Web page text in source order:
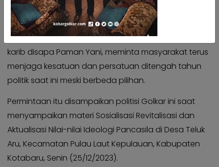
Kabar
Pilkada
Opini
Kabar
Kader
Kabar
Kabar
Kabar
Kabar
Pilkada
Opini
Kabar
Kader
Kabar
Kabinet
UKM
Kabargolkar.com- Wakil Ketua Komisi II DPRD Provinsi
Kalimantan Selatan (Kalsel), Muhammad Yani Helmi
karib disapa Paman Yani, meminta masyarakat terus
menjaga kesatuan dan persatuan ditengah tahun
politik saat ini meski berbeda pilihan.
Permintaan itu disampaikan politisi Golkar ini saat
menyampaikan materi Sosialisasi Revitalisasi dan
Aktualisasi Nilai-nilai Ideologi Pancasila di Desa Teluk
Aru, Kecamatan Pulau Laut Kepulauan, Kabupaten
Kotabaru, Senin (25/12/2023).